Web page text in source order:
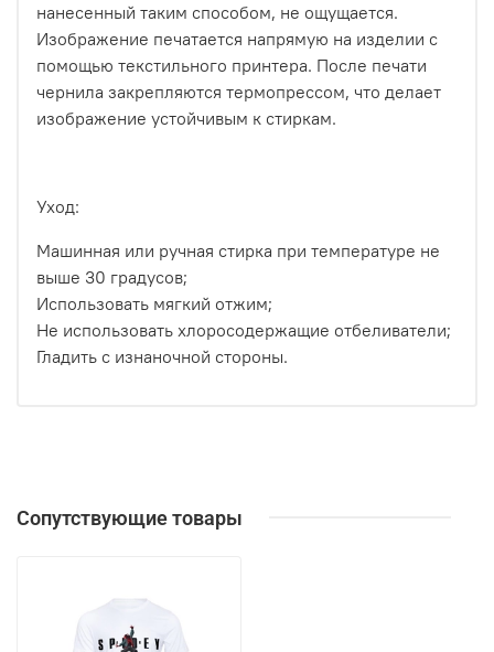
нанесенный таким способом, не ощущается.
Изображение печатается напрямую на изделии с
помощью текстильного принтера. После печати
чернила закрепляются термопрессом, что делает
изображение устойчивым к стиркам.
Уход:
Машинная или ручная стирка при температуре не
выше 30 градусов;
Использовать мягкий отжим;
Не использовать хлоросодержащие отбеливатели;
Гладить с изнаночной стороны.
Сопутствующие товары